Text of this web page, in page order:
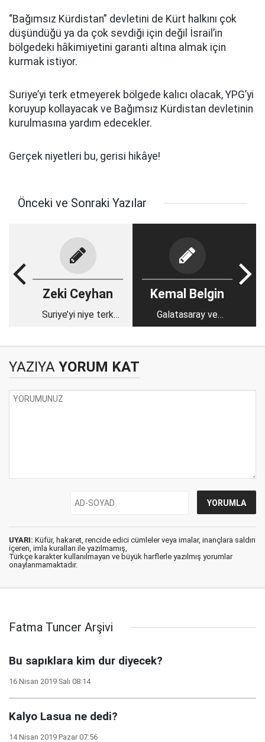
“Bağımsız Kürdistan” devletini de Kürt halkını çok
düşündüğü ya da çok sevdiği için değil İsrail’in
bölgedeki hâkimiyetini garanti altına almak için
kurmak istiyor.
Suriye’yi terk etmeyerek bölgede kalıcı olacak, YPG’yi
koruyup kollayacak ve Bağımsız Kürdistan devletinin
kurulmasına yardım edecekler.
Gerçek niyetleri bu, gerisi hikâye!
Önceki ve Sonraki Yazılar
Zeki Ceyhan
Suriye’yi niye terk
Kemal Belgin
Galatasaray ve
diğerleri!
YAZIYA YORUM KAT
UYARI: Küfür, hakaret, rencide edici cümleler veya imalar, inançlara saldırı
içeren, imla kuralları ile yazılmamış,
Türkçe karakter kullanılmayan ve büyük harflerle yazılmış yorumlar
onaylanmamaktadır.
Fatma Tuncer Arşivi
Bu sapıklara kim dur diyecek?
16 Nisan 2019 Salı 08:14
Kalyo Lasua ne dedi?
14 Nisan 2019 Pazar 07:56